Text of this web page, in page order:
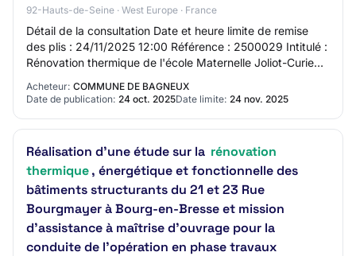
92-Hauts-de-Seine · West Europe · France
Détail de la consultation Date et heure limite de remise
des plis : 24/11/2025 12:00 Référence : 2500029 Intitulé :
Rénovation thermique de l'école Maternelle Joliot-Curie
Acheteur: COMMUNE DE BAGNEUX
Date de publication: 24 oct. 2025Date limite: 24 nov. 2025
Réalisation d’une étude sur la rénovation
thermique, énergétique et fonctionnelle des
bâtiments structurants du 21 et 23 Rue
Bourgmayer à Bourg-en-Bresse et mission
d’assistance à maîtrise d’ouvrage pour la
conduite de l’opération en phase travaux